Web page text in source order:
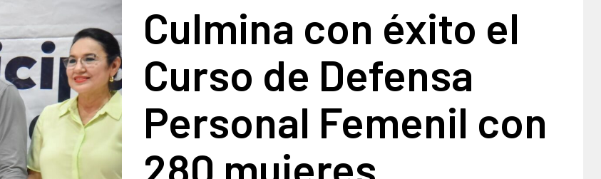
Culmina con éxito el
Curso de Defensa
Personal Femenil con
280 mujeres